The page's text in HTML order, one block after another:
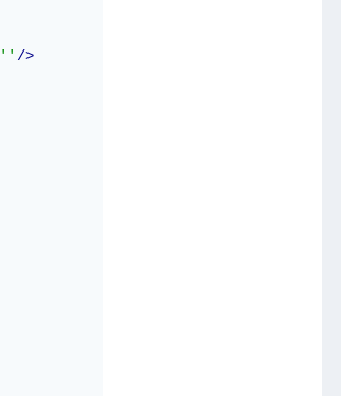
'' />